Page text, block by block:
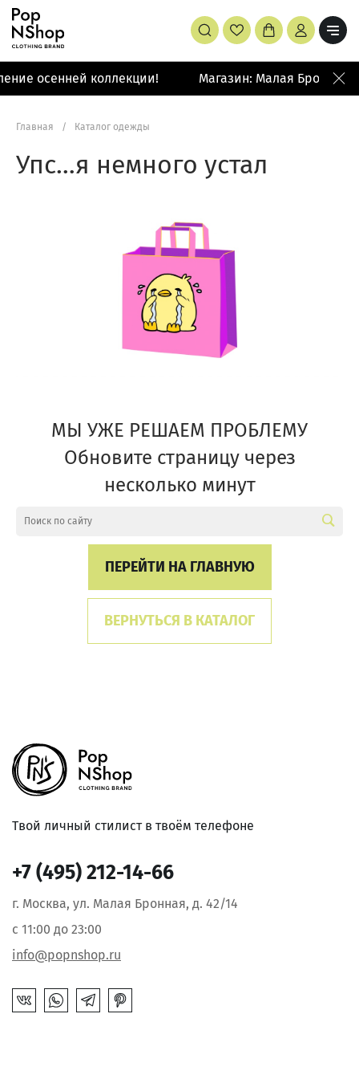
осенней коллекции! Магазин: Малая Бронная
Главная / Каталог одежды
Упс…я немного устал
МЫ УЖЕ РЕШАЕМ ПРОБЛЕМУ
Обновите страницу через
несколько минут
ПЕРЕЙТИ НА ГЛАВНУЮ
ВЕРНУТЬСЯ В КАТАЛОГ
Твой личный стилист в твоём телефоне
+7 (495) 212-14-66
г. Москва, ул. Малая Бронная, д. 42/14
с 11:00 до 23:00
info@popnshop.ru